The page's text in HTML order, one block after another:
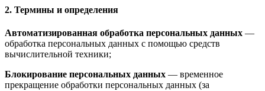
2. Термины и определения
Автоматизированная обработка персональных данных —
обработка персональных данных с помощью средств
вычислительной техники;
Блокирование персональных данных — временное
прекращение обработки персональных данных (за